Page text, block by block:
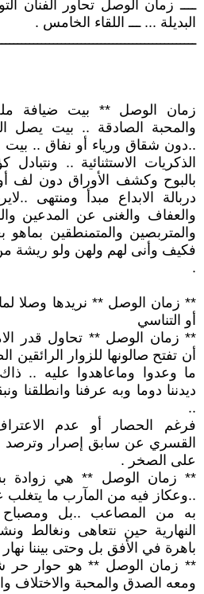
ــــ زمان الوصل تحاور الفنان
البديلة ... ـــ اللقاء الخامس .
زمان الوصل ** بيت ضيافة
والمحبة الصادقة .. بيت يصل
..دون شقاق ورياء أو نفاق ..
الذكريات الاستثنائية ..
بالبوح وكشف الأوراق دون لف
دربالة الابداع مبدأ ومنتهى
والعفاف والغنى عن المدعين
والمتربصين والمتمنطقين بماهو
فكيف وأنى لهم ولهن ولو ريشة
.
** زمان الوصل ** نريدها وصلا
أو التناسي
** زمان الوصل ** تحاول قدر
أن تفتح صالونها للزوار الرائقين
ما وعدوا وماعاهدوا عليه ..
ديدننا دوما وبه عرفنا وانطلقنا
..
فرغم الحصار أو عدم
القسري عن سابق إصرار وترصد
على الصخر .
** زمان الوصل ** هي زوادة
..وعكاز فيه من المآرب ما يتغلب
به من المصاعب ..بل ومصباح
النهارية حين نتعاهى
باهرة في الأفق بل وحتى بيننا
** زمان الوصل ** هو حوار حر
ومعه الصدق والمحبة والاختلاف